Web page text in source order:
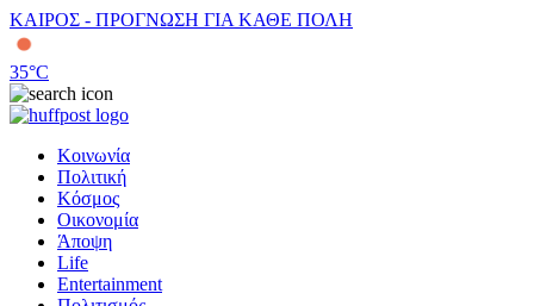
ΚΑΙΡΟΣ - ΠΡΟΓΝΩΣΗ ΓΙΑ ΚΑΘΕ ΠΟΛΗ
35°C
Κοινωνία
Πολιτική
Κόσμος
Οικονομία
Άποψη
Life
Entertainment